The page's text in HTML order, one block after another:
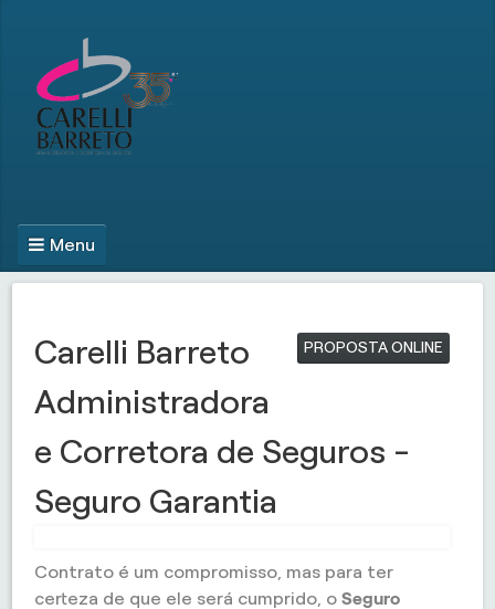
Menu
PROPOSTA ONLINE
Carelli Barreto
Administradora
e Corretora de Seguros -
Seguro Garantia
Contrato é um compromisso, mas para ter
certeza de que ele será cumprido, oSeguro